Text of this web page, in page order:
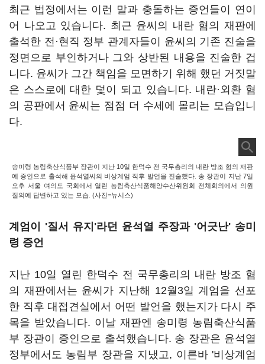
최근 법정에서는 이런 말과 충돌하는 증언들이 연이
어 나오고 있습니다. 최근 윤씨의 내란 혐의 재판에
출석한 전·현직 정부 관계자들이 윤씨의 기존 진술을
정면으로 부인하거나 그와 상반된 내용을 진술한 겁
니다. 윤씨가 그간 책임을 모면하기 위해 했던 거짓말
은 스스로에 대한 덫이 되고 있습니다. 내란·외환 혐
의 공판에서 윤씨는 점점 더 수세에 몰리는 모습입니
다.
송미령 농림축산식품부 장관이 지난 10일 한덕수 전 국무총리의 내란 방조 혐의 재판
에 증인으로 출석해 윤석열씨의 비상계엄 직후 발언을 진술했다. 송 장관이 지난 7일
오후 서울 여의도 국회에서 열린 농림축산식품해양수산위원회 전체회의에서 의원
질의에 답변하고 있는 모습. (사진=뉴시스)
계엄이 '질서 유지'라던 윤석열 주장과 '어긋난' 송미
령 증언
지난 10일 열린 한덕수 전 국무총리의 내란 방조 혐
의 재판에서는 윤씨가 지난해 12월3일 계엄을 선포
한 직후 대접견실에서 어떤 발언을 했는지가 다시 주
목을 받았습니다. 이날 재판엔 송미령 농림축산식품
부 장관이 증인으로 출석했습니다. 송 장관은 윤석열
정부에서도 농림부 장관을 지냈고, 이른바 '비상계엄